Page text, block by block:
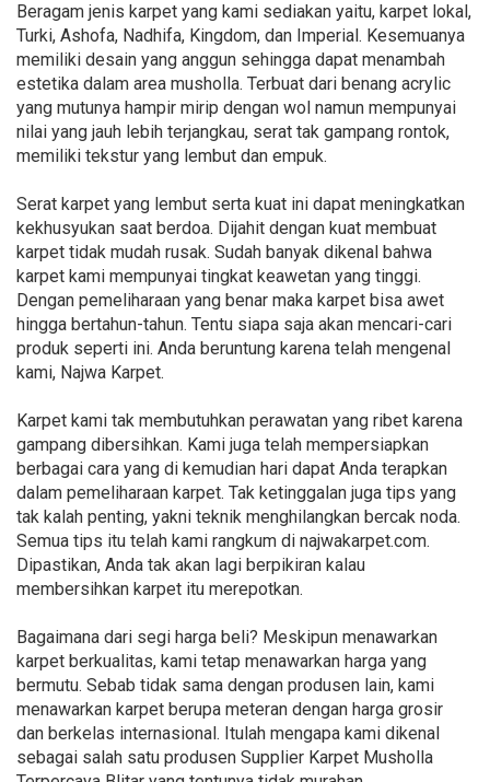
Beragam jenis karpet yang kami sediakan yaitu, karpet lokal,
Turki, Ashofa, Nadhifa, Kingdom, dan Imperial. Kesemuanya
memiliki desain yang anggun sehingga dapat menambah
estetika dalam area musholla. Terbuat dari benang acrylic
yang mutunya hampir mirip dengan wol namun mempunyai
nilai yang jauh lebih terjangkau, serat tak gampang rontok,
memiliki tekstur yang lembut dan empuk.
Serat karpet yang lembut serta kuat ini dapat meningkatkan
kekhusyukan saat berdoa. Dijahit dengan kuat membuat
karpet tidak mudah rusak. Sudah banyak dikenal bahwa
karpet kami mempunyai tingkat keawetan yang tinggi.
Dengan pemeliharaan yang benar maka karpet bisa awet
hingga bertahun-tahun. Tentu siapa saja akan mencari-cari
produk seperti ini. Anda beruntung karena telah mengenal
kami, Najwa Karpet.
Karpet kami tak membutuhkan perawatan yang ribet karena
gampang dibersihkan. Kami juga telah mempersiapkan
berbagai cara yang di kemudian hari dapat Anda terapkan
dalam pemeliharaan karpet. Tak ketinggalan juga tips yang
tak kalah penting, yakni teknik menghilangkan bercak noda.
Semua tips itu telah kami rangkum di najwakarpet.com.
Dipastikan, Anda tak akan lagi berpikiran kalau
membersihkan karpet itu merepotkan.
Bagaimana dari segi harga beli? Meskipun menawarkan
karpet berkualitas, kami tetap menawarkan harga yang
bermutu. Sebab tidak sama dengan produsen lain, kami
menawarkan karpet berupa meteran dengan harga grosir
dan berkelas internasional. Itulah mengapa kami dikenal
sebagai salah satu produsen Supplier Karpet Musholla